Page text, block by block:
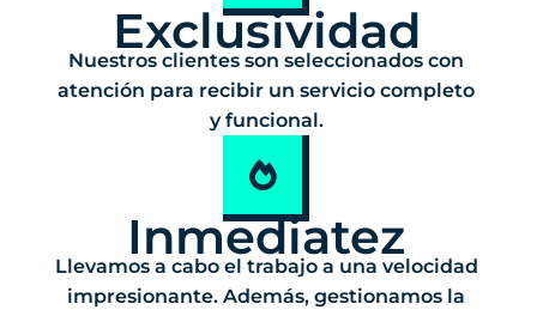
Exclusividad
Nuestros clientes son seleccionados con
atención para recibir un servicio completo
y funcional.
Inmediatez
Llevamos a cabo el trabajo a una velocidad
impresionante. Además, gestionamos la